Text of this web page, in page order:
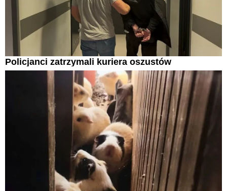
Policjanci zatrzymali kuriera oszustów